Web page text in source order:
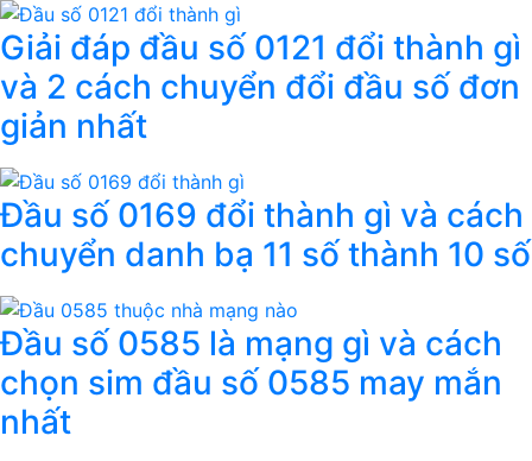
Giải đáp đầu số 0121 đổi thành gì
và 2 cách chuyển đổi đầu số đơn
giản nhất
Đầu số 0169 đổi thành gì và cách
chuyển danh bạ 11 số thành 10 số
Đầu số 0585 là mạng gì và cách
chọn sim đầu số 0585 may mắn
nhất